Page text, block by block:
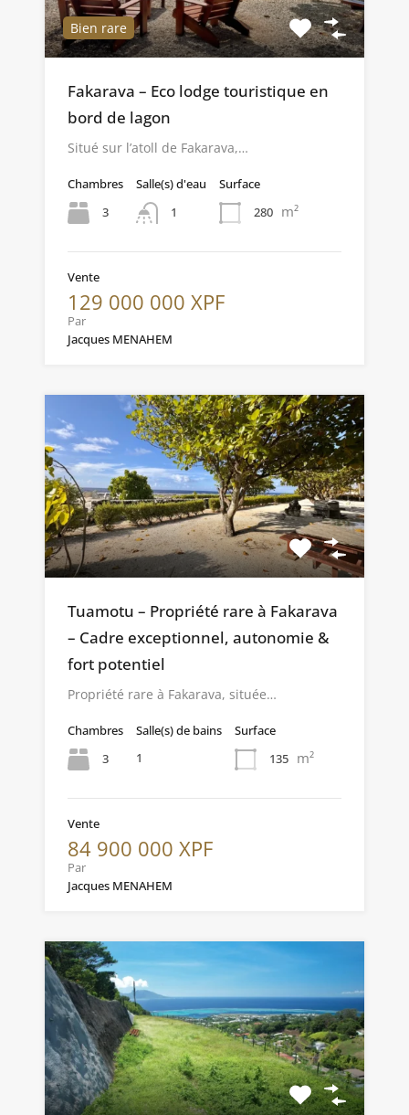
Bien rare
Fakarava – Eco lodge touristique en
bord de lagon
Situé sur l’atoll de Fakarava,…
Chambres
3
Salle(s) d'eau
1
Surface
280 m²
Vente
129 000 000 XPF
Par
Jacques MENAHEM
Tuamotu – Propriété rare à Fakarava
– Cadre exceptionnel, autonomie &
fort potentiel
Propriété rare à Fakarava, située…
Chambres
3
Salle(s) de bains
1
Surface
135 m²
Vente
84 900 000 XPF
Par
Jacques MENAHEM